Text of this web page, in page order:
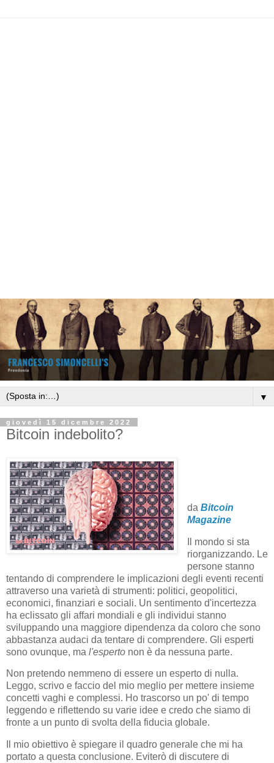
▼
giovedì 15 dicembre 2022
Bitcoin indebolito?
da Bitcoin
Magazine
Il mondo si sta
riorganizzando. Le
persone stanno
tentando di comprendere le implicazioni degli eventi recenti
attraverso una varietà di strumenti: politici, geopolitici,
economici, finanziari e sociali. Un sentimento d'incertezza
ha eclissato gli affari mondiali e gli individui stanno
sviluppando una maggiore dipendenza da coloro che sono
abbastanza audaci da tentare di comprendere. Gli esperti
sono ovunque, ma l'esperto non è da nessuna parte.
Non pretendo nemmeno di essere un esperto di nulla.
Leggo, scrivo e faccio del mio meglio per mettere insieme
concetti vaghi e complessi. Ho trascorso un po' di tempo
leggendo e riflettendo su varie idee e credo che siamo di
fronte a un punto di svolta della fiducia globale.
Il mio obiettivo è spiegare il quadro generale che mi ha
portato a questa conclusione. Eviterò di discutere di